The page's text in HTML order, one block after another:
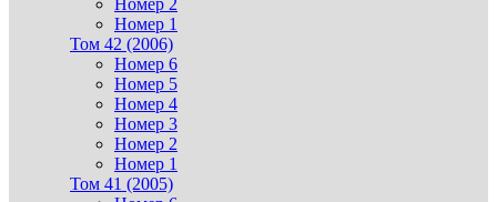
Номер 1
Том 42 (2006)
Номер 6
Номер 5
Номер 4
Номер 3
Номер 2
Номер 1
Том 41 (2005)